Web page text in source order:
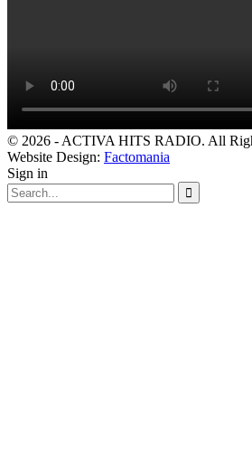
© 2026 - ACTIVA HITS RADIO. All
Website Design: Factomania
Sign in